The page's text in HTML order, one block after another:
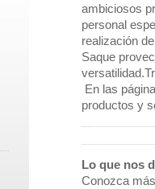
ambiciosos
personal
realización
Saque
En las
productos y
Lo que nos
Conozca